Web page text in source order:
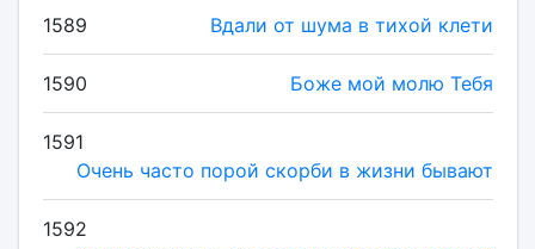
1589 Вдали от шума в тихой клети
1590 Боже мой молю Тебя
1591
Очень часто порой скорби в жизни бывают
1592